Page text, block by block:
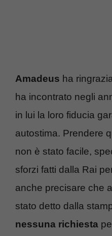
Amadeus ha
ha incontrato negli
in lui la loro fiducia
autostima. Prendere
non è stato facile,
sforzi fatti dalla Rai
anche precisare che
stato detto dalla
nessuna richiesta